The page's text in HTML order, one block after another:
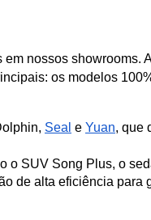
nossos showrooms.
os modelos
Seal e Yuan, que
o SUV Song Plus, o
de alta eficiência